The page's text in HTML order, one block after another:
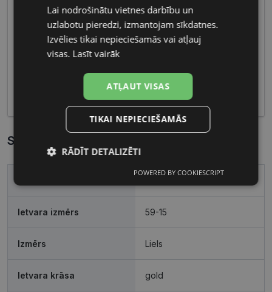
Sieviešu briļļu kolekcijas bieži ietver viegli
pielāgojamus materiālus un smalkus dizaina
elementus, radot saskaņotu un sievišķīgu izskatu.
Funkcionalitāte un estētika šajos briļļu modeļos
koriģēšanu, bet arī stilīgu un pievilcīgu akcentu
viņu ikdienas tēlam.
Specifikācija
Ietvara izmērs 59-15
Izmērs Liels
Ietvara krāsa gold
RUSSIAN
Lai nodrošinātu vietnes darbību un
uzlabotu pieredzi, izmantojam sīkdatnes.
Izvēlies tikai nepieciešamās vai atļauj
visas. Lasīt vairāk
ATĻAUT VISAS
TIKAI NEPIECIEŠAMĀS
RĀDĪT DETALIZĒTI
sīkdatnes
Statistikas
sīkdatnes
sīkdatnes
POWERED BY COOKIESCRIPT